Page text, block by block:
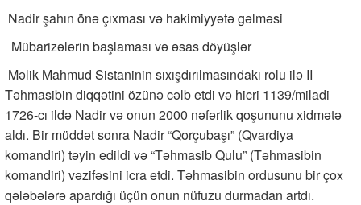
Nadir şahın önə çıxması və hakimiyyətə gəlməsi
Mübarizələrin başlaması və əsas döyüşlər
Məlik Mahmud Sistaninin sıxışdırılmasındakı rolu ilə II
Təhmasibin diqqətini özünə cəlb etdi və hicri 1139/miladi
1726-cı ildə Nadir və onun 2000 nəfərlik qoşununu xidmətə
aldı. Bir müddət sonra Nadir “Qorçubaşı” (Qvardiya
komandiri) təyin edildi və “Təhmasib Qulu” (Təhmasibin
komandiri) vəzifəsini icra etdi. Təhmasibin ordusunu bir çox
qələbələrə apardığı üçün onun nüfuzu durmadan artdı.